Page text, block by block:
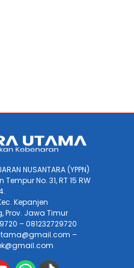
NUSANTARA (YPPN)
No. 31, RT 15 RW
Kepanjen
Prov. Jawa Timur
– 081232729720
–